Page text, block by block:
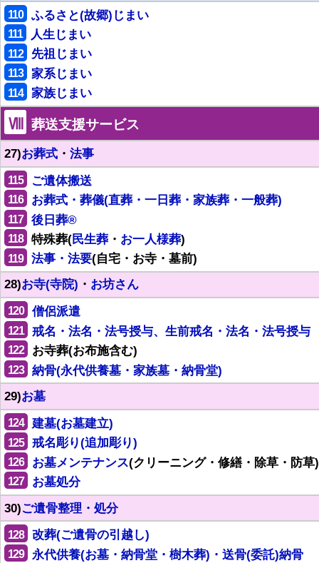
110 ふるさと(故郷)じまい
111 人生じまい
112 先祖じまい
113 家系じまい
114 家族じまい
Ⅷ 葬送支援サービス
27)お葬式・ 法事
115 ご遺体搬送
116 お葬式・葬儀(直葬・一日葬・家族葬・一般葬)
117 後日葬®
118 特殊葬(民生葬・ お一人様葬)
119 法事・法要(自宅・お寺・墓前)
28)お寺(寺院) ・ お坊さん
120 僧侶派遣
121 戒名・法名・法号授与、生前戒名・法名・法号授与
122 お寺葬(お布施含む)
123
納骨(永代供養墓・家族墓・納骨堂)
29)お墓
124 建墓(お墓建立)
125 戒名彫り(追加彫り)
126 お墓メンテナンス(クリーニング・修繕・除草・防草)
127
お墓処分
30)ご遺骨整理・処分
128 改葬(ご遺骨の引越し)
129 永代供養(お墓・納骨堂・樹木葬)・送骨(委託)納骨